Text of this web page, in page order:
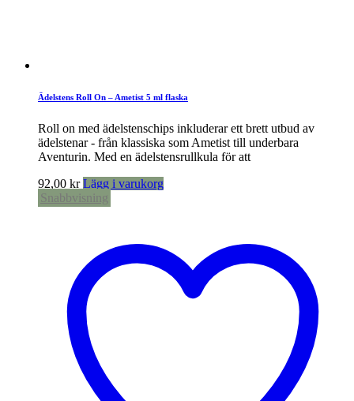
Ädelstens Roll On – Ametist 5 ml flaska
Roll on med ädelstenschips inkluderar ett brett utbud av
ädelstenar - från klassiska som Ametist till underbara
Aventurin. Med en ädelstensrullkula för att
92,00 kr Lägg i varukorg
Snabbvisning